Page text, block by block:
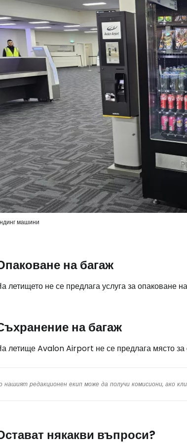
машини
на багаж
летището не се предлага услуга за опаковане
на багаж
летище Avalon Airport не се предлага място за
редакционен екип може да получи комисиони, ако
някакви въпроси?